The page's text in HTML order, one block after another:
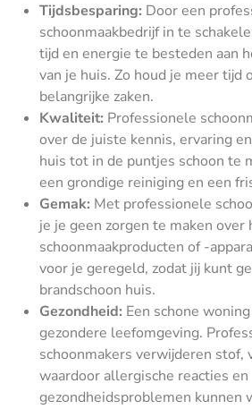
Tijdsbesparing: Door een
schoonmaakbedrijf in te
tijd en energie te besteden aan
van je huis. Zo houd je meer tijd
belangrijke zaken.
Kwaliteit: Professionele
over de juiste kennis, ervaring
huis tot in de puntjes schoon te
een grondige reiniging en een
Gemak: Met professionele
je je geen zorgen te maken over
schoonmaakproducten of -
voor je geregeld, zodat jij kunt
brandschoon huis.
Gezondheid: Een schone
gezondere leefomgeving.
schoonmakers verwijderen stof,
waardoor allergische reacties en
gezondheidsproblemen kunnen